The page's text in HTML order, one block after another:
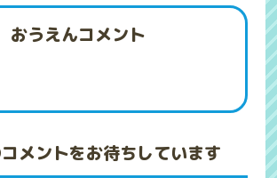
おうえんコメント
メントをお待ちしています